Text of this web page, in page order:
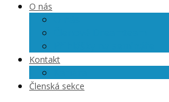
O nás
Kontakt
Členská sekce